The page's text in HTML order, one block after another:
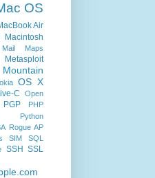
OS
Air
Macintosh
Mail Maps
Metasploit
Mountain
OS X
C
Open
PGP PHP
Python
Rogue AP
SIM
SQL
SSH SSL